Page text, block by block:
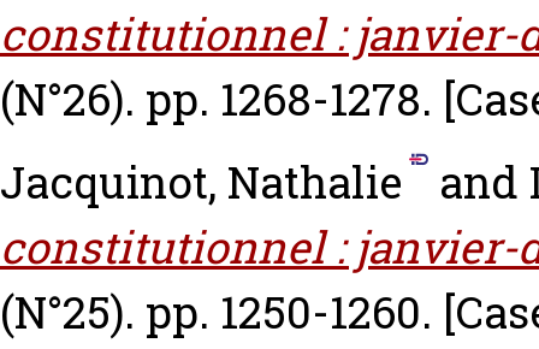
constitutionnel : janvier-
(N°26). pp. 1268-1278.
Jacquinot, Nathalie
and
constitutionnel : janvier-
(N°25). pp. 1250-1260.